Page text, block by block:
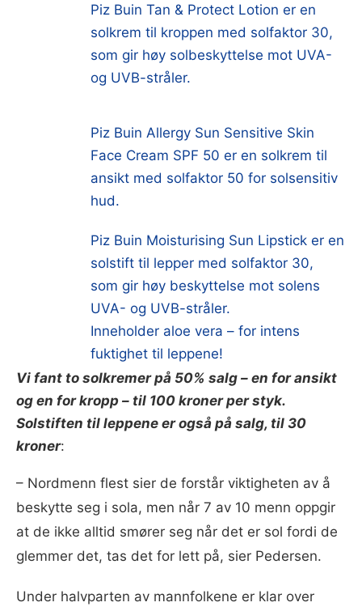
Piz Buin Tan & Protect Lotion er en
solkrem til kroppen med solfaktor 30,
som gir høy solbeskyttelse mot UVA-
og UVB-stråler.
Piz Buin Allergy Sun Sensitive Skin
Face Cream SPF 50 er en solkrem til
ansikt med solfaktor 50 for solsensitiv
hud.
Piz Buin Moisturising Sun Lipstick er en
solstift til lepper med solfaktor 30,
som gir høy beskyttelse mot solens
UVA- og UVB-stråler.
Inneholder aloe vera – for intens
fuktighet til leppene!
Vi fant to solkremer på 50% salg – en for ansikt
og en for kropp – til 100 kroner per styk.
Solstiften til leppene er også på salg, til 30
kroner:
– Nordmenn flest sier de forstår viktigheten av å
beskytte seg i sola, men når 7 av 10 menn oppgir
at de ikke alltid smører seg når det er sol fordi de
glemmer det, tas det for lett på, sier Pedersen.
Under halvparten av mannfolkene er klar over